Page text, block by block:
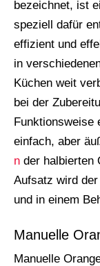
bezeichnet, ist
speziell dafür
effizient und
in
Küchen weit
bei der
Funktionsweise
einfach, aber
n der halbierten
Aufsatz wird
und in einem
Manuelle
Manuelle